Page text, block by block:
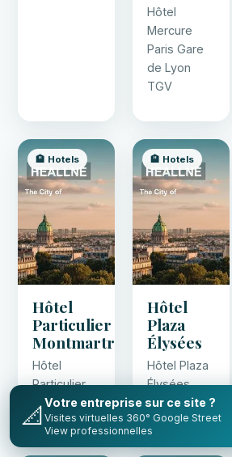
Hôtel
Mercure
Paris Gare
de Lyon
TGV
🏨 Hotels
Hôtel
Particulier
Montmartre
Hôtel
Particulier
Montmartre
🏨 Hotels
Hôtel
Plaza
Élysées
Hôtel Plaza
Élysées
📐Votre entreprise sur ce site ?
Visites virtuelles 360° Google Street
View professionnelles